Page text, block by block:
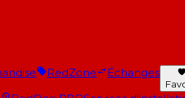
RedZone Échanges